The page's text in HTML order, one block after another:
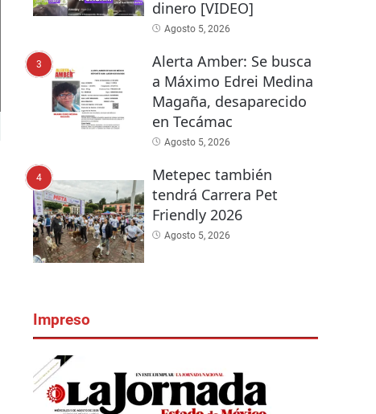
dinero [VIDEO]
Agosto 5, 2026
3
Alerta Amber: Se busca
a Máximo Edrei Medina
Magaña, desaparecido
en Tecámac
Agosto 5, 2026
4
Metepec también
tendrá Carrera Pet
Friendly 2026
Agosto 5, 2026
Impreso